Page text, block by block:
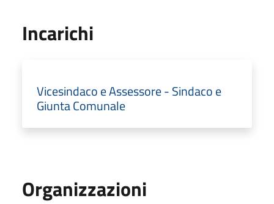
Incarichi
Vicesindaco e Assessore - Sindaco e
Giunta Comunale
Organizzazioni